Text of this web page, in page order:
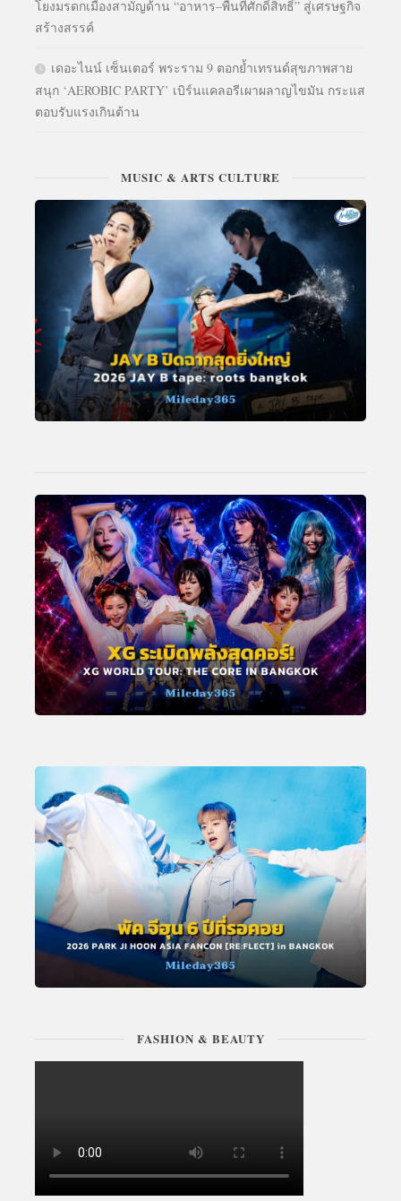
โยงมรดกเมืองสามัญด้าน “อาหาร–พื้นที่ศักดิ์สิทธิ์” สู่เศรษฐกิจ
สร้างสรรค์
เดอะไนน์ เซ็นเตอร์ พระราม 9 ตอกย้ำเทรนด์สุขภาพสาย
สนุก ‘AEROBIC PARTY’ เบิร์นแคลอรีเผาผลาญไขมัน กระแส
ตอบรับแรงเกินต้าน
MUSIC & ARTS CULTURE
FASHION & BEAUTY